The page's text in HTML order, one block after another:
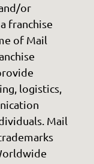
or
franchise
of Mail
logistics,
Mail